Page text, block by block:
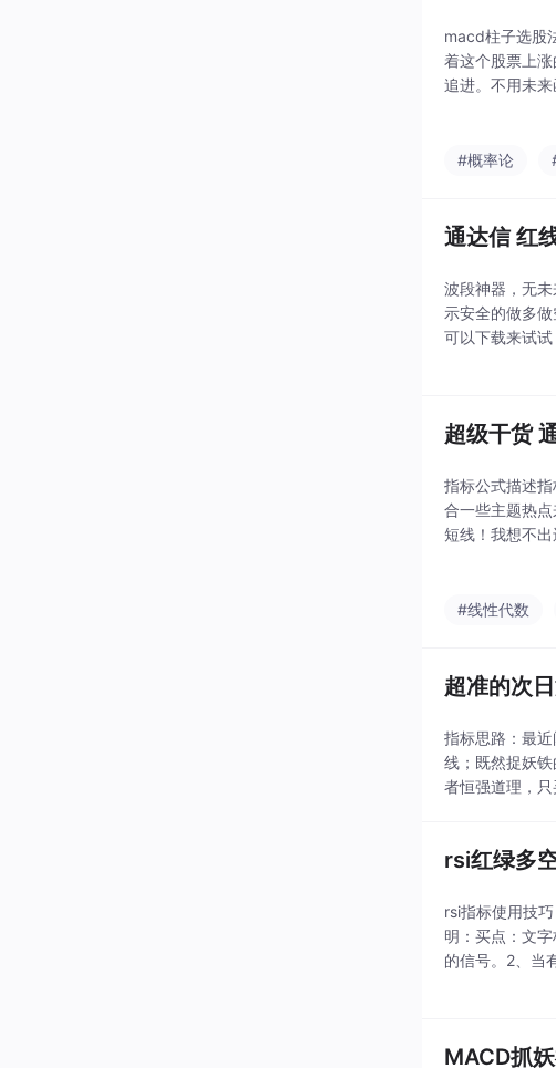
macd柱子选股
着这个股票上
追进。不用未
#概率论
通达信 红
波段神器，无
示安全的做多
可以下载来试
超级干货
指标公式描述
合一些主题热
短线！我想不
#线性代数
超准的次
指标思路：最
线；既然捉妖
者恒强道理，
rsi红绿多
rsi指标使用技
明：买点：文字
的信号。2、当
MACD抓